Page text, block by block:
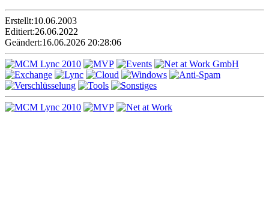
Erstellt:10.06.2003
Editiert:26.06.2022
Geändert:16.06.2026 20:28:06